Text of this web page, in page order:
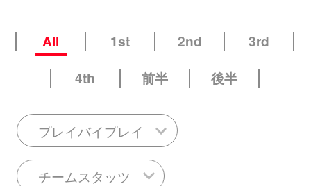
All 1st 2nd
3rd
4th
前半 後半
プレイバイプレイ
チームスタッツ